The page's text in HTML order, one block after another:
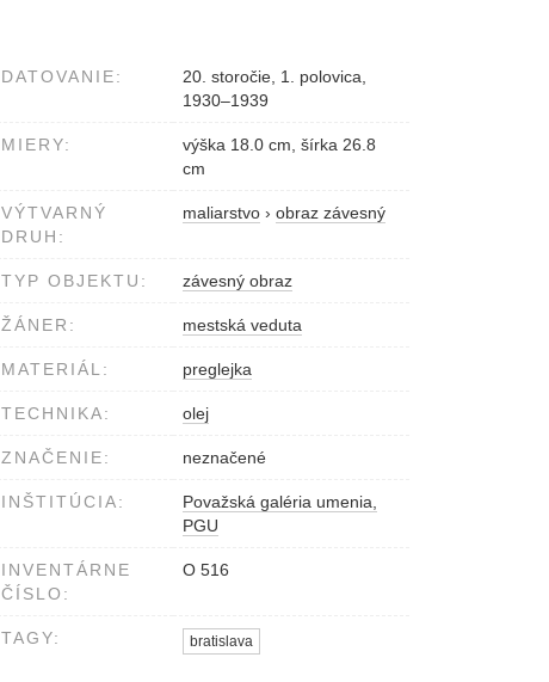
DATOVANIE:
20. storočie, 1. polovica,
1930–1939
MIERY:
výška 18.0 cm, šírka 26.8
cm
VÝTVARNÝ
DRUH:
maliarstvo › obraz závesný
TYP OBJEKTU: závesný obraz
ŽÁNER: mestská veduta
MATERIÁL: preglejka
TECHNIKA: olej
ZNAČENIE: neznačené
INŠTITÚCIA:
Považská galéria umenia,
PGU
INVENTÁRNE
ČÍSLO:
O 516
TAGY: bratislava